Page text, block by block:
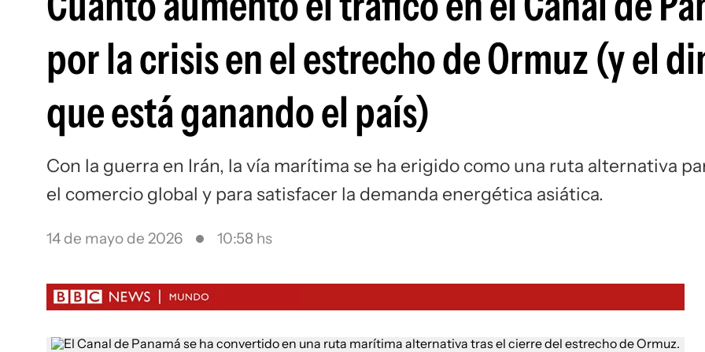
por la crisis en el estrecho de Ormuz (y el
que está ganando el país)
Con la guerra en Irán, la vía marítima se ha erigido como una ruta alternativa
el comercio global y para satisfacer la demanda energética asiática.
14 de mayo de 2026 10:58 hs